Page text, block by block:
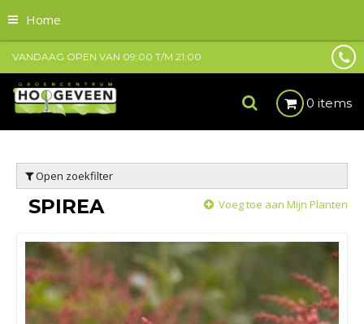
Home
VANDAAG OPEN VAN 09:00 T/M 21:00
0 items
Open zoekfilter
SPIREA Voeg toe aan Mijn Planten